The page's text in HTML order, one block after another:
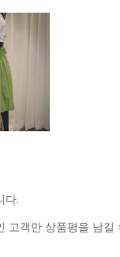
다.
고객만 상품평을 남길